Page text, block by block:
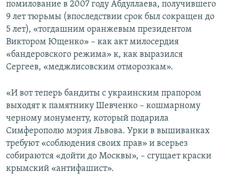
помилование в 2007 году Абдуллаева, получившего
9 лет тюрьмы (впоследствии срок был сокращен до
5 лет), «тогдашним оранжевым президентом
Виктором Ющенко» – как акт милосердия
«бандеровского режима» к, как выразился
Сергеев, «меджлисовским отморозкам».
«И вот теперь бандиты с украинским прапором
выходят к памятнику Шевченко – кошмарному
черному монументу, который подарила
Симферополю мэрия Львова. Урки в вышиванках
требуют «соблюдения своих прав» и всерьез
собираются «дойти до Москвы», – сгущает краски
крымский «антифашист».